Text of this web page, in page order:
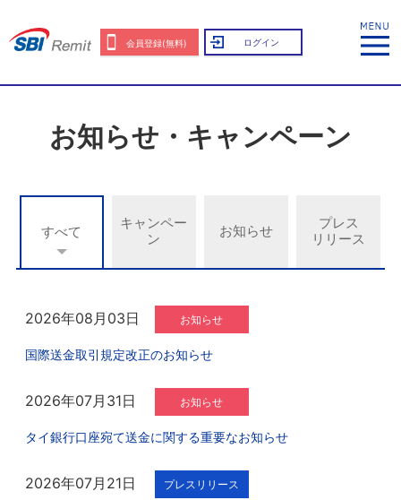
会員登録(無料) ログイン
お知らせ・キャンペーン
すべて
キャンペー
ン
お知らせ
プレス
リリース
2026年08月03日 お知らせ
国際送金取引規定改正のお知らせ
2026年07月31日 お知らせ
タイ銀行口座宛て送金に関する重要なお知らせ
2026年07月21日 プレスリリース